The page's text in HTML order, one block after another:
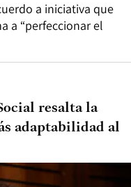
a iniciativa que
a “perfeccionar el
resalta la
adaptabilidad al